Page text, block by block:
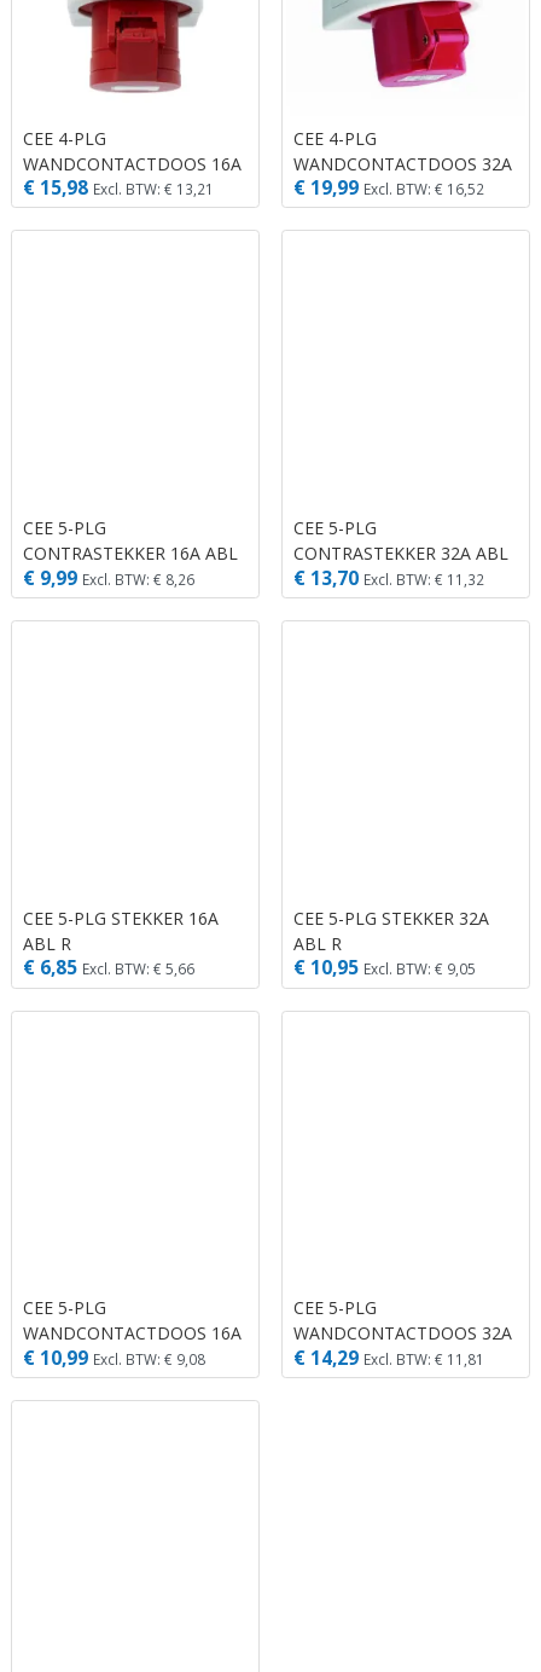
CEE 4-PLG
WANDCONTACTDOOS 16A
ABL R
€ 15,98 Excl. BTW: € 13,21
CEE 4-PLG
WANDCONTACTDOOS 32A
ABL R
€ 19,99 Excl. BTW: € 16,52
CEE 5-PLG
CONTRASTEKKER 16A ABL
R
€ 9,99 Excl. BTW: € 8,26
CEE 5-PLG
CONTRASTEKKER 32A ABL
R
€ 13,70 Excl. BTW: € 11,32
CEE 5-PLG STEKKER 16A
ABL R
€ 6,85 Excl. BTW: € 5,66
CEE 5-PLG STEKKER 32A
ABL R
€ 10,95 Excl. BTW: € 9,05
CEE 5-PLG
WANDCONTACTDOOS 16A
ABL R
€ 10,99 Excl. BTW: € 9,08
CEE 5-PLG
WANDCONTACTDOOS 32A
ABL R
€ 14,29 Excl. BTW: € 11,81